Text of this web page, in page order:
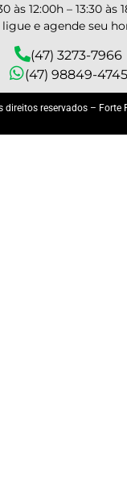
às 12:00h – 13:30 às
e agende seu
(47) 3273-7966
(47) 98849-4745
direitos reservados – Forte